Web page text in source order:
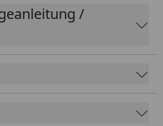
ist die
extra weicher 2-
/